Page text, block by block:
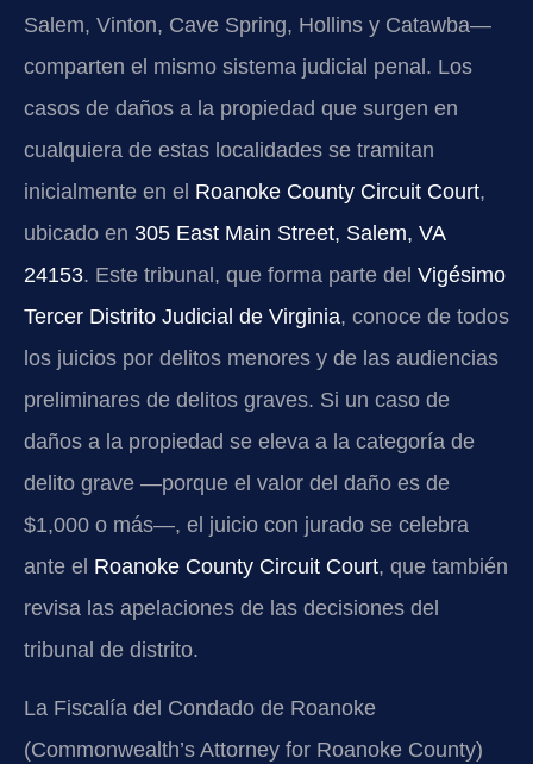
Salem, Vinton, Cave Spring, Hollins y Catawba—
comparten el mismo sistema judicial penal. Los
casos de daños a la propiedad que surgen en
cualquiera de estas localidades se tramitan
inicialmente en el Roanoke County Circuit Court,
ubicado en 305 East Main Street, Salem, VA
24153. Este tribunal, que forma parte del Vigésimo
Tercer Distrito Judicial de Virginia, conoce de todos
los juicios por delitos menores y de las audiencias
preliminares de delitos graves. Si un caso de
daños a la propiedad se eleva a la categoría de
delito grave —porque el valor del daño es de
$1,000 o más—, el juicio con jurado se celebra
ante el Roanoke County Circuit Court, que también
revisa las apelaciones de las decisiones del
tribunal de distrito.
La Fiscalía del Condado de Roanoke
(Commonwealth’s Attorney for Roanoke County)